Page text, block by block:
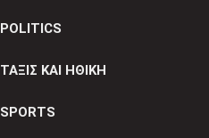
POLITICS
ΤΑΞΙΣ ΚΑΙ ΗΘΙΚΗ
SPORTS